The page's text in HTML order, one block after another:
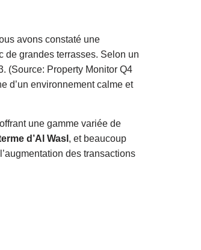
avons constaté une
de grandes terrasses. Selon un
(Source: Property Monitor Q4
d’un environnement calme et
une gamme variée de
d’Al Wasl , et beaucoup
des transactions